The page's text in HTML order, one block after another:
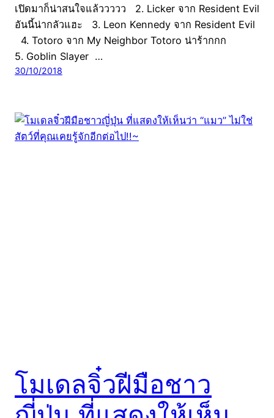
เปิดมาก็น่าสนใจแล้ววววว 2. Licker จาก Resident Evil
อันนี้น่ากลัวแฮะ 3. Leon Kennedy จาก Resident Evil
4. Totoro จาก My Neighbor Totoro น่าร้ากกก
5. Goblin Slayer …
30/10/2018
โมเดลจิ๋วฝีมือชาว